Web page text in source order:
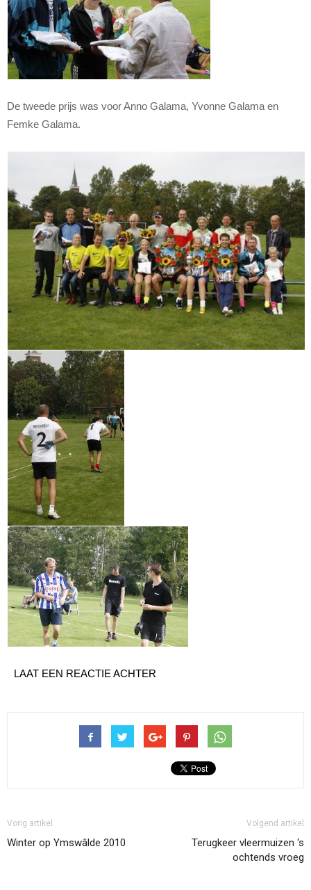
De tweede prijs was voor Anno Galama, Yvonne Galama en
Femke Galama.
LAAT EEN REACTIE ACHTER
Vorig artikel
Winter op Ymswâlde 2010
Volgend artikel
Terugkeer vleermuizen ‘s
ochtends vroeg